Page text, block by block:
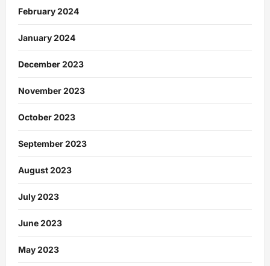
February 2024
January 2024
December 2023
November 2023
October 2023
September 2023
August 2023
July 2023
June 2023
May 2023